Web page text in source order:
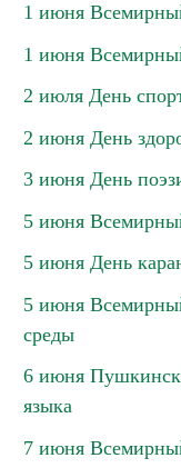
1 июня
1 июня
2 июля День
2 июня День
3 июня День
5 июня
5 июня День
5 июня
среды
6 июня
языка
7 июня